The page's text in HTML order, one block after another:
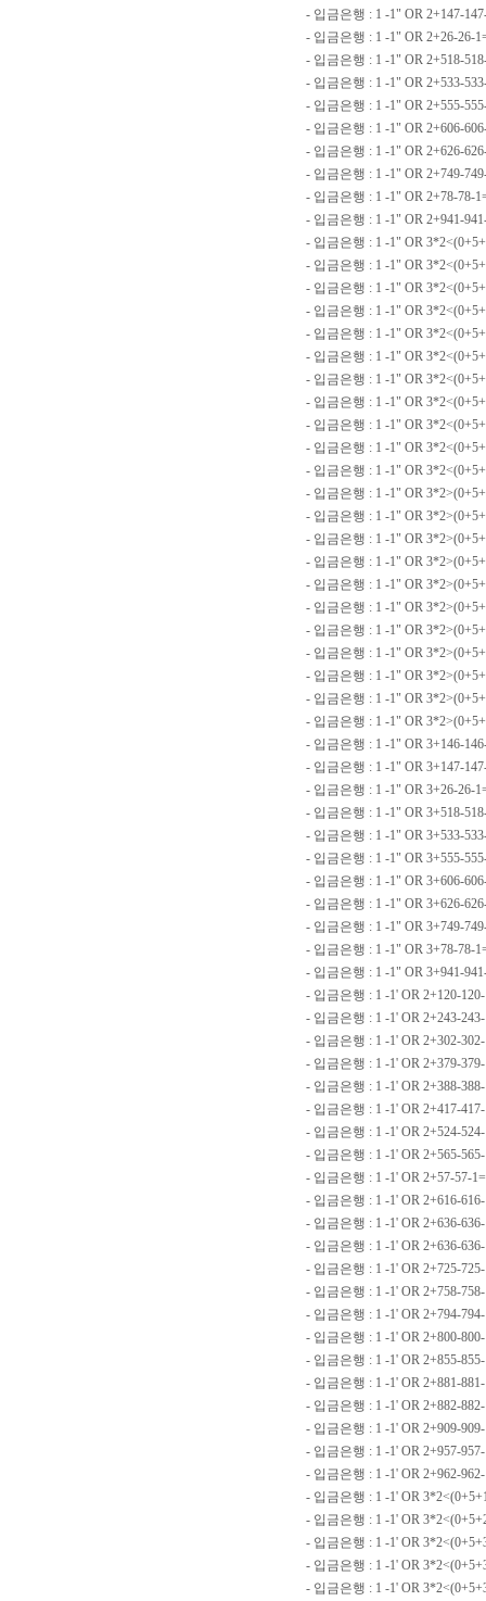
- 입금은행 : 1 -1" OR 2+147-
- 입금은행 : 1 -1" OR 2+26-26-
- 입금은행 : 1 -1" OR 2+518-
- 입금은행 : 1 -1" OR 2+533-
- 입금은행 : 1 -1" OR 2+555-
- 입금은행 : 1 -1" OR 2+606-
- 입금은행 : 1 -1" OR 2+626-
- 입금은행 : 1 -1" OR 2+749-
- 입금은행 : 1 -1" OR 2+78-78-
- 입금은행 : 1 -1" OR 2+941-
- 입금은행 : 1 -1" OR
- 입금은행 : 1 -1" OR
- 입금은행 : 1 -1" OR
- 입금은행 : 1 -1" OR
- 입금은행 : 1 -1" OR
- 입금은행 : 1 -1" OR
- 입금은행 : 1 -1" OR
- 입금은행 : 1 -1" OR
- 입금은행 : 1 -1" OR
- 입금은행 : 1 -1" OR
- 입금은행 : 1 -1" OR
- 입금은행 : 1 -1" OR
- 입금은행 : 1 -1" OR
- 입금은행 : 1 -1" OR
- 입금은행 : 1 -1" OR
- 입금은행 : 1 -1" OR
- 입금은행 : 1 -1" OR
- 입금은행 : 1 -1" OR
- 입금은행 : 1 -1" OR
- 입금은행 : 1 -1" OR
- 입금은행 : 1 -1" OR
- 입금은행 : 1 -1" OR
- 입금은행 : 1 -1" OR 3+146-
- 입금은행 : 1 -1" OR 3+147-
- 입금은행 : 1 -1" OR 3+26-26-
- 입금은행 : 1 -1" OR 3+518-
- 입금은행 : 1 -1" OR 3+533-
- 입금은행 : 1 -1" OR 3+555-
- 입금은행 : 1 -1" OR 3+606-
- 입금은행 : 1 -1" OR 3+626-
- 입금은행 : 1 -1" OR 3+749-
- 입금은행 : 1 -1" OR 3+78-78-
- 입금은행 : 1 -1" OR 3+941-
- 입금은행 : 1 -1' OR 2+120-
- 입금은행 : 1 -1' OR 2+243-
- 입금은행 : 1 -1' OR 2+302-
- 입금은행 : 1 -1' OR 2+379-
- 입금은행 : 1 -1' OR 2+388-
- 입금은행 : 1 -1' OR 2+417-
- 입금은행 : 1 -1' OR 2+524-
- 입금은행 : 1 -1' OR 2+565-
- 입금은행 : 1 -1' OR 2+57-57-
- 입금은행 : 1 -1' OR 2+616-
- 입금은행 : 1 -1' OR 2+636-
- 입금은행 : 1 -1' OR 2+636-
- 입금은행 : 1 -1' OR 2+725-
- 입금은행 : 1 -1' OR 2+758-
- 입금은행 : 1 -1' OR 2+794-
- 입금은행 : 1 -1' OR 2+800-
- 입금은행 : 1 -1' OR 2+855-
- 입금은행 : 1 -1' OR 2+881-
- 입금은행 : 1 -1' OR 2+882-
- 입금은행 : 1 -1' OR 2+909-
- 입금은행 : 1 -1' OR 2+957-
- 입금은행 : 1 -1' OR 2+962-
- 입금은행 : 1 -1' OR
- 입금은행 : 1 -1' OR
- 입금은행 : 1 -1' OR
- 입금은행 : 1 -1' OR
- 입금은행 : 1 -1' OR